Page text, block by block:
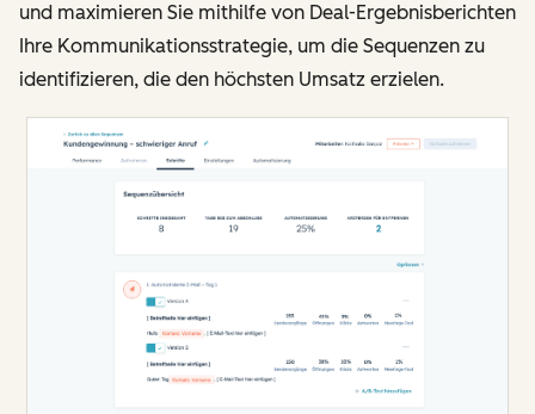
und maximieren Sie mithilfe von Deal-Ergebnisberichten
Ihre Kommunikationsstrategie, um die Sequenzen zu
identifizieren, die den höchsten Umsatz erzielen.